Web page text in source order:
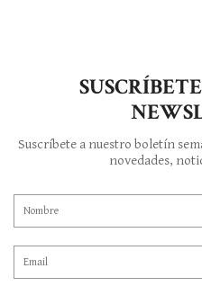
Suscríbete a nuestro boletín
novedades,